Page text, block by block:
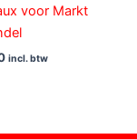
voor Markt
incl. btw